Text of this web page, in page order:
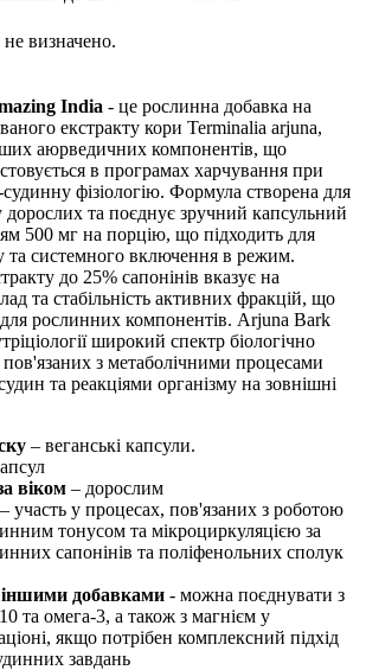
визначено.
India - це рослинна добавка на
екстракту кори Terminalia arjuna,
аюрведичних компонентів, що
в програмах харчування при
фізіологію. Формула створена для
та поєднує зручний капсульний
500 мг на порцію, що підходить для
та системного включення в режим.
до 25% сапонінів вказує на
та стабільність активних фракцій, що
рослинних компонентів. Arjuna Bark
широкий спектр біологічно
з метаболічними процесами
та реакціями організму на зовнішні
– веганські капсули.
віком – дорослим
– участь у процесах, пов'язаних з роботою
тонусом та мікроциркуляцією за
сапонінів та поліфенольних сполук
іншими добавками - можна поєднувати з
та омега-3, а також з магнієм у
якщо потрібен комплексний підхід
завдань